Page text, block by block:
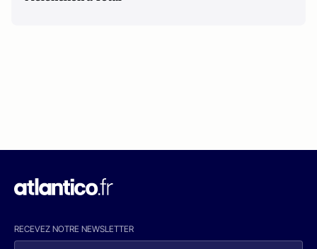
RECEVEZ NOTRE NEWSLETTER